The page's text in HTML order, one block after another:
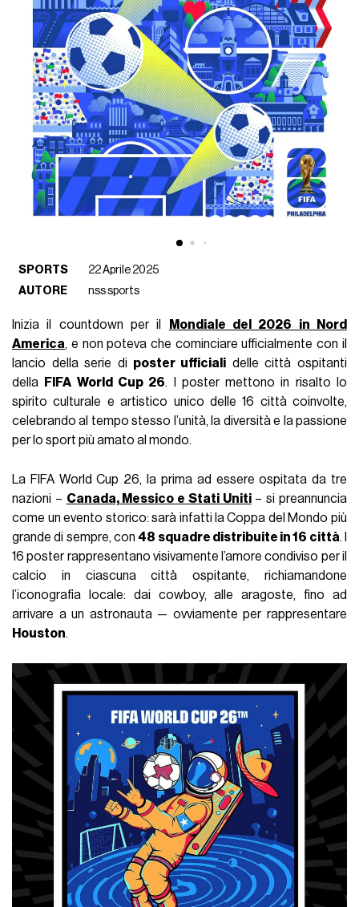
SPORTS
22 Aprile 2025
AUTORE
nss sports
Inizia il countdown per il
Mondiale del 2026 in Nord
America, e non poteva che cominciare ufficialmente con il
lancio della serie di poster ufficiali delle città ospitanti
della
FIFA World Cup 26. I poster mettono in risalto lo
spirito culturale e artistico unico delle 16 città coinvolte,
celebrando al tempo stesso l’unità, la diversità e la passione
per lo sport più amato al mondo.
La FIFA World Cup 26, la prima ad essere ospitata da tre
nazioni – Canada, Messico e Stati Uniti– si preannuncia
come un evento storico: sarà infatti la Coppa del Mondo più
grande di sempre, con 48 squadre distribuite in 16 città. I
16 poster rappresentano visivamente l’amore condiviso per il
calcio in ciascuna città ospitante, richiamandone
l’iconografia locale: dai cowboy, alle aragoste, fino ad
arrivare a un astronauta — ovviamente per rappresentare
Houston.